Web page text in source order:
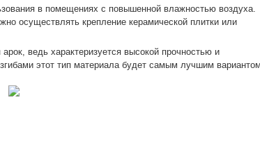
в помещениях с повышенной влажностью воздуха.
осуществлять крепление керамической плитки или
ведь характеризуется высокой прочностью и
этот тип материала будет самым лучшим